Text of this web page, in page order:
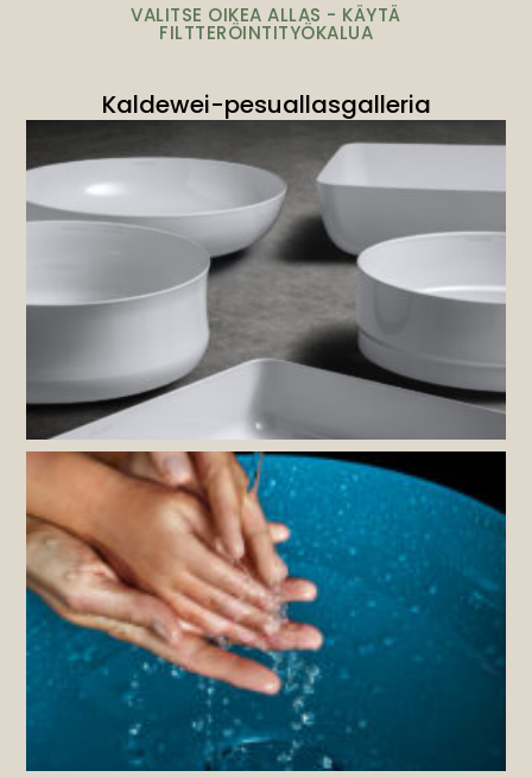
VALITSE OIKEA ALLAS - KÄYTÄ
FILTTERÖINTITYÖKALUA
Kaldewei-pesuallasgalleria